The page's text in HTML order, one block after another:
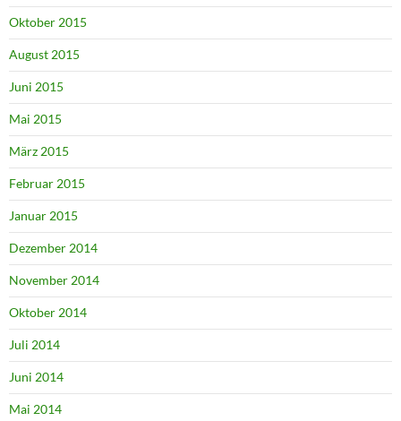
Oktober 2015
August 2015
Juni 2015
Mai 2015
März 2015
Februar 2015
Januar 2015
Dezember 2014
November 2014
Oktober 2014
Juli 2014
Juni 2014
Mai 2014